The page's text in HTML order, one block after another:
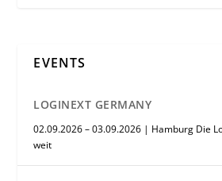
EVENTS
LOGINEXT GERMANY
02.09.2026 – 03.09.2026 | Hamburg Die
weit